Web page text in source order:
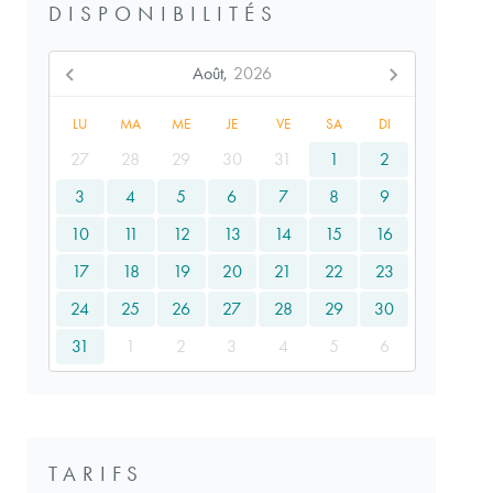
DISPONIBILITÉS
Août, 2026
LU MA ME JE VE SA DI
27 28 29 30 31 1
2
3
4 5 6 7 8
9
10
11 12 13 14 15
16
17
18 19 20 21 22
23
24
25 26 27 28 29
30
31
1 2 3 4 5 6
TARIFS